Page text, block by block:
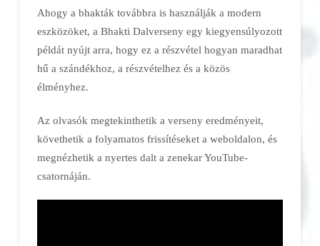
Ahogy a bhakták továbbra is használják a modern
eszközöket, a Bhakti Dalverseny egy kiegyensúlyozott
példát nyújt arra, hogy ez a részvétel hogyan maradhat
hű a szándékhoz, a részvételhez és a közös
élményhez.
Az olvasók megtekinthetik a verseny eredményeit,
követhetik a folyamatos frissítéseket a weboldalon, és
megnézhetik a nyertes dalt a zenekar YouTube-
csatornáján.